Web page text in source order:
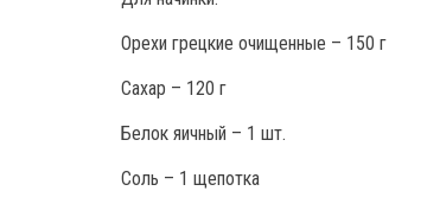
Орехи грецкие очищенные – 150 г
Сахар – 120 г
Белок яичный – 1 шт.
Соль – 1 щепотка